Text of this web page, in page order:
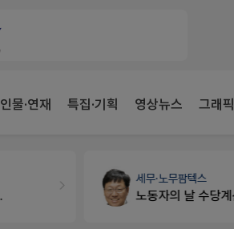
인물·연재 특집·기획 영상뉴스 그래픽
약국세무미래 세무법인